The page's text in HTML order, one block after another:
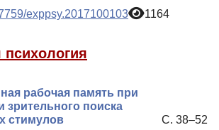
exppsy.2017100103 1164
психология
рабочая память при
зрительного поиска
стимулов
С. 38–52